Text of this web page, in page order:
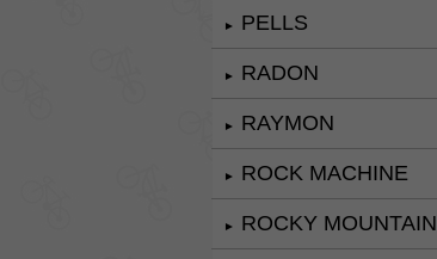
► PELLS
► RADON
► RAYMON
► ROCK MACHINE
► ROCKY MOUNTAIN